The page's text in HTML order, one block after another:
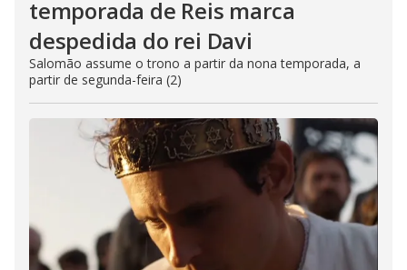
temporada de Reis marca
despedida do rei Davi
Salomão assume o trono a partir da nona temporada, a
partir de segunda-feira (2)